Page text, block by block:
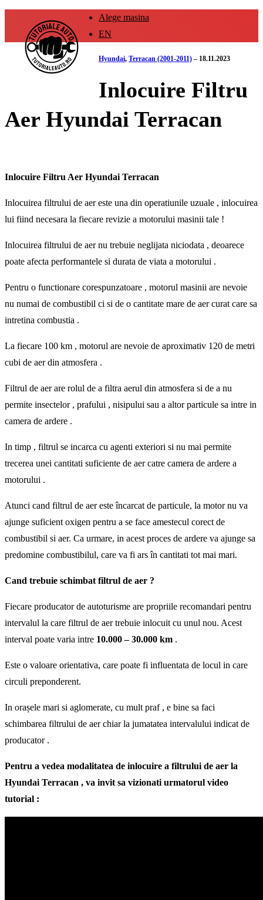
Alege masina
EN
Hyundai, Terracan (2001-2011) – 18.11.2023
Inlocuire Filtru
Aer Hyundai Terracan
Inlocuire Filtru Aer Hyundai Terracan
Inlocuirea filtrului de aer este una din operatiunile uzuale , inlocuirea
lui fiind necesara la fiecare revizie a motorului masinii tale !
Inlocuirea filtrului de aer nu trebuie neglijata niciodata , deoarece
poate afecta performantele si durata de viata a motorului .
Pentru o functionare corespunzatoare , motorul masinii are nevoie
nu numai de combustibil ci si de o cantitate mare de aer curat care sa
intretina combustia .
La fiecare 100 km , motorul are nevoie de aproximativ 120 de metri
cubi de aer din atmosfera .
Filtrul de aer are rolul de a filtra aerul din atmosfera si de a nu
permite insectelor , prafului , nisipului sau a altor particule sa intre in
camera de ardere .
In timp , filtrul se incarca cu agenti exteriori si nu mai permite
trecerea unei cantitati suficiente de aer catre camera de ardere a
motorului .
Atunci cand filtrul de aer este încarcat de particule, la motor nu va
ajunge suficient oxigen pentru a se face amestecul corect de
combustibil si aer. Ca urmare, in acest proces de ardere va ajunge sa
predomine combustibilul, care va fi ars în cantitati tot mai mari.
Cand trebuie schimbat filtrul de aer ?
Fiecare producator de autoturisme are propriile recomandari pentru
intervalul la care filtrul de aer trebuie inlocuit cu unul nou. Acest
interval poate varia intre 10.000 – 30.000 km .
Este o valoare orientativa, care poate fi influentata de locul in care
circuli preponderent.
In orașele mari si aglomerate, cu mult praf , e bine sa faci
schimbarea filtrului de aer chiar la jumatatea intervalului indicat de
producator .
Pentru a vedea modalitatea de inlocuire a filtrului de aer la
Hyundai Terracan , va invit sa vizionati urmatorul video
tutorial :